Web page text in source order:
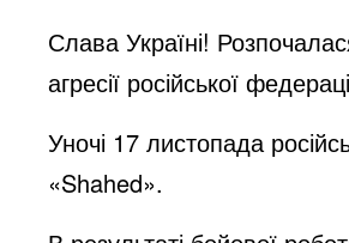
Слава Україні!
агресії російської
Уночі 17 листопада
«Shahed».